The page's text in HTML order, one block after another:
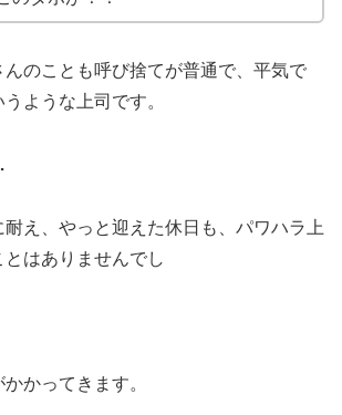
んのことも呼び捨てが普通で、平気で
うような上司です。
え、やっと迎えた休日も、パワハラ上
はありませんでし
かってきます。